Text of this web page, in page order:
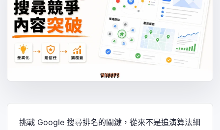
挑戰 Google 搜尋排名的關鍵，從來不是追演算法細